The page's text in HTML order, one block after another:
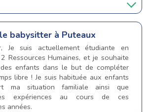
babysitter à Puteaux
Je suis actuellement étudiante en
Ressources Humaines, et je souhaite
enfants dans le but de compléter
libre ! Je suis habituée aux enfants
ma situation familiale ainsi que
expériences au cours de ces
années.